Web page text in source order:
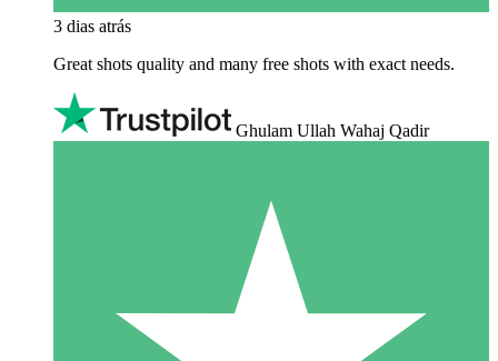
3 dias atrás
Great shots quality and many free shots with exact needs.
Ghulam Ullah Wahaj Qadir